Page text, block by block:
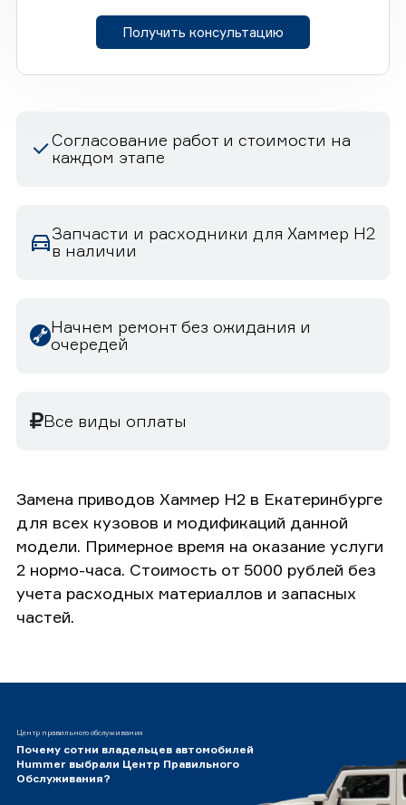
Получить консультацию
Согласование работ и стоимости на
каждом этапе
Запчасти и расходники для Хаммер H2
в наличии
Начнем ремонт без ожидания и
очередей
Все виды оплаты
Замена приводов Хаммер H2 в Екатеринбурге
для всех кузовов и модификаций данной
модели. Примерное время на оказание услуги
2 нормо-часа. Стоимость от 5000 рублей без
учета расходных материаллов и запасных
частей.
Центр правильного обслуживания
Почему сотни владельцев автомобилей
Hummer выбрали Центр Правильного
Обслуживания?